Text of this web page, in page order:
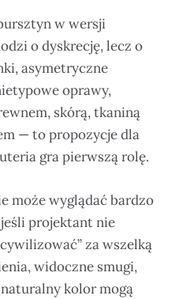
w wersji
o dyskrecję, lecz o
asymetryczne
oprawy,
skórą, tkaniną
— to propozycje dla
gra pierwszą rolę.
może wyglądać bardzo
projektant nie
za wszelką
widoczne smugi,
kolor mogą